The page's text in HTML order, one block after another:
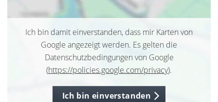
Ich bin damit einverstanden, dass mir Karten von
Google angezeigt werden. Es gelten die
Datenschutzbedingungen von Google
(https://policies.google.com/privacy).
Ich bin einverstanden